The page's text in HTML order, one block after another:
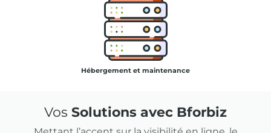
Hébergement et maintenance
Vos Solutions avec Bforbiz